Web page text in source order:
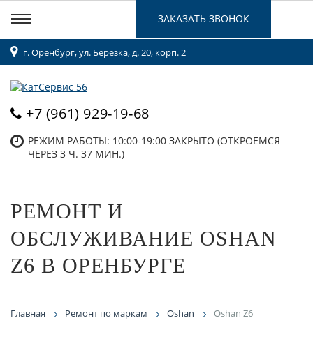
г. Оренбург, ул. Берёзка, д. 20, корп. 2
+7 (961) 929-19-68
РЕЖИМ РАБОТЫ: 10:00-19:00 ЗАКРЫТО (ОТКРОЕМСЯ
ЧЕРЕЗ 3 Ч. 37 МИН.)
ЗАКАЗАТЬ ЗВОНОК
РЕМОНТ И
ОБСЛУЖИВАНИЕ OSHAN
Z6 В ОРЕНБУРГЕ
Главная Ремонт по маркам Oshan Oshan Z6